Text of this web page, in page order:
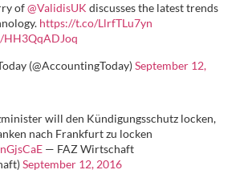
of@ValidisUK discusses the latest trends
https://t.co/LlrfTLu7yn
(@AccountingToday)September 12,
will den Kündigungsschutz locken,
nach Frankfurt zu locken
— FAZ Wirtschaft
September 12, 2016